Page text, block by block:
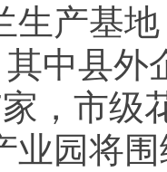
生产基
中县外
家，市
园将围